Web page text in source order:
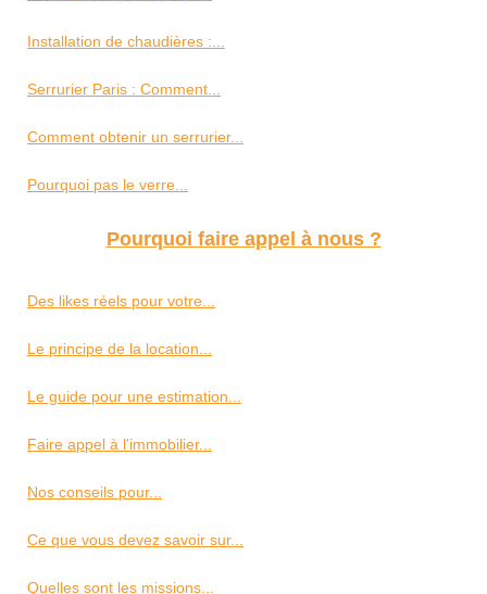
Installation de chaudières :...
Serrurier Paris : Comment...
Comment obtenir un serrurier...
Pourquoi pas le verre...
Pourquoi faire appel à nous ?
Des likes réels pour votre...
Le principe de la location...
Le guide pour une estimation...
Faire appel à l'immobilier...
Nos conseils pour...
Ce que vous devez savoir sur...
Quelles sont les missions...